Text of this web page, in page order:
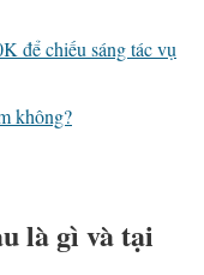
để chiếu sáng tác vụ
không?
là gì và tại